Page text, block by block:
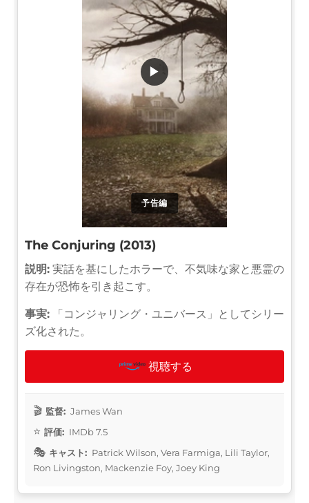
予告編
▶
The Conjuring (2013)
説明: 実話を基にしたホラーで、不気味な家と悪霊の
存在が恐怖を引き起こす。
事実: 「コンジャリング・ユニバース」としてシリー
ズ化された。
視聴する
監督: James Wan
評価: IMDb 7.5
キャスト: Patrick Wilson, Vera Farmiga, Lili Taylor,
Ron Livingston, Mackenzie Foy, Joey King